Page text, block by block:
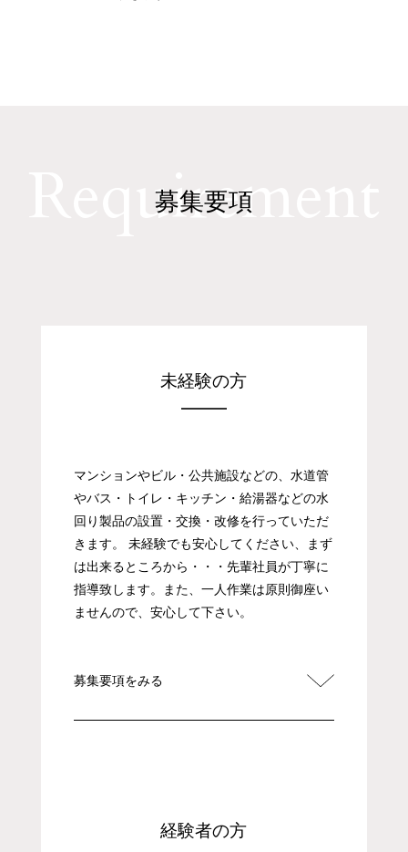
募集要項
Requirement
未経験の方
マンションやビル・公共施設などの、水道管
やバス・トイレ・キッチン・給湯器などの水
回り製品の設置・交換・改修を行っていただ
きます。 未経験でも安心してください、まず
は出来るところから・・・先輩社員が丁寧に
指導致します。また、一人作業は原則御座い
ませんので、安心して下さい。
募集要項をみる
経験者の方